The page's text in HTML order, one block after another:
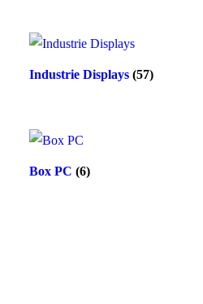
Industrie Displays (57)
Box PC (6)